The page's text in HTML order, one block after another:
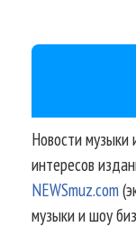
Новости музыки
интересов
NEWSmuz.com
музыки и шоу